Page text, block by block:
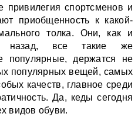
привилегия спортсменов и
приобщенность к какой-
толка. Они, как и
назад, все такие же
популярные, держатся не
популярных вещей, самых
качеств, главное среди
Да, кеды сегодня
видов обуви.